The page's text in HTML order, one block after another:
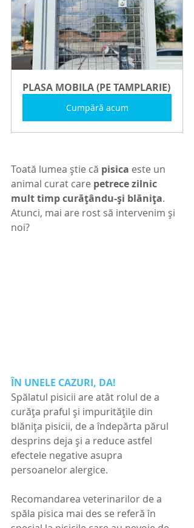
PLASA MOBILA (PE TAMPLARIE)
Cumpără acum
Toată lumea știe că pisica este un
animal curat care petrece zilnic
mult timp curățându-și blănița.
Atunci, mai are rost să intervenim și
noi?
ÎN UNELE CAZURI, DA!
Spălatul pisicii are atât rolul de a
curăța praful și impuritățile din
blănița pisicii, de a îndepărta părul
desprins deja și a reduce astfel
efectele negative asupra
persoanelor alergice.
Recomandarea veterinarilor de a
spăla pisica mai des se referă în